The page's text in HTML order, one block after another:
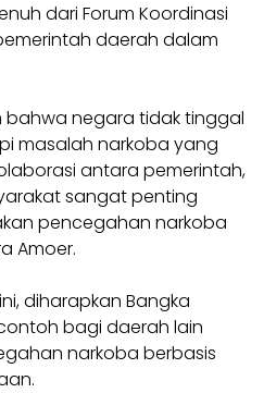
dari Forum Koordinasi
daerah dalam
bahwa negara tidak tinggal
masalah narkoba yang
antara pemerintah,
sangat penting
pencegahan narkoba
Amoer.
diharapkan Bangka
bagi daerah lain
narkoba berbasis